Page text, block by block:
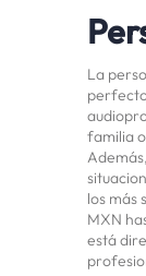
La
familia
los más
MXN
está